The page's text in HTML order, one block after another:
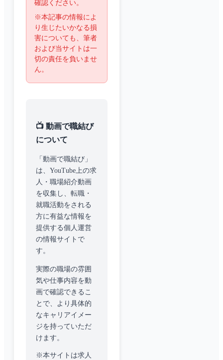
確認ください。
※本記事の情報によ
り生じたいかなる損
害についても、筆者
および当サイトは一
切の責任を負いませ
ん。
📺 動画で職結び
について
「動画で職結び」
は、YouTube上の求
人・職場紹介動画
を収集し、転職・
就職活動をされる
方に有益な情報を
提供する個人運営
の情報サイトで
す。
実際の職場の雰囲
気や仕事内容を動
画で確認できるこ
とで、より具体的
なキャリアイメー
ジを持っていただ
けます。
※本サイトは求人